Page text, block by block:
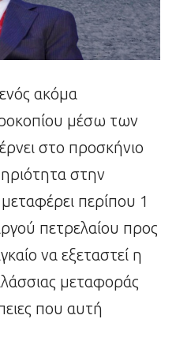
ακόμα
μέσω των
στο προσκήνιο
στην
περίπου 1
πετρελαίου προς
να εξεταστεί η
μεταφοράς
που αυτή